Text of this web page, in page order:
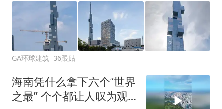
GA环球建筑 36跟贴
海南凭什么拿下六个“世界
之最” 个个都让人叹为观